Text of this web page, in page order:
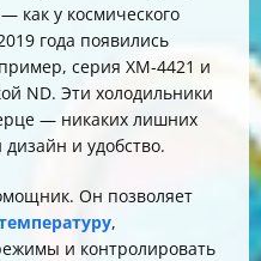
как у космического
года появились
серия ХМ-4421 и
ND. Эти холодильники
— никаких лишних
и удобство.
Он позволяет
,
и контролировать